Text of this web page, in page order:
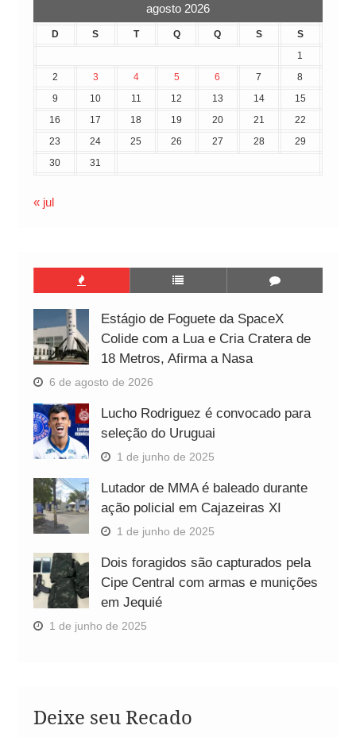
agosto 2026
D S T Q Q S
S
1
2
3 4 5 6 7
8
9
10 11 12 13 14
15
16
17 18 19 20 21
22
23
24 25 26 27 28
29
30
31
« jul
Estágio de Foguete da SpaceX
Colide com a Lua e Cria Cratera de
18 Metros, Afirma a Nasa
6 de agosto de 2026
Lucho Rodriguez é convocado para
seleção do Uruguai
1 de junho de 2025
Lutador de MMA é baleado durante
ação policial em Cajazeiras XI
1 de junho de 2025
Dois foragidos são capturados pela
Cipe Central com armas e munições
em Jequié
1 de junho de 2025
Deixe seu Recado